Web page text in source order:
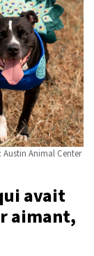
Animal Center
avait
aimant,